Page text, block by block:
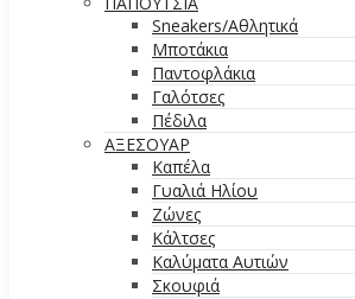
Sneakers/Αθλητικά
Μποτάκια
Παντοφλάκια
Γαλότσες
Πέδιλα
ΑΞΕΣΟΥΑΡ
Καπέλα
Γυαλιά Ηλίου
Ζώνες
Κάλτσες
Καλύματα Αυτιών
Σκουφιά